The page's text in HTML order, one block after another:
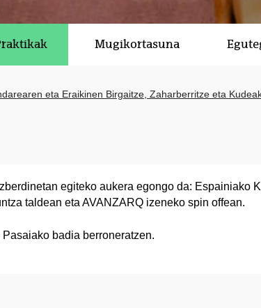
Mugikortasuna
eta Eraikinen Birgaitze, Zaharberritze eta
egiteko aukera egongo da: Espainiako
taldean eta AVANZARQ izeneko spin offean.
badia berroneratzen.